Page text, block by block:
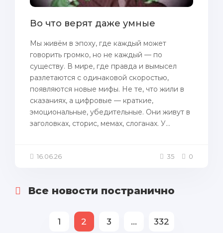
Во что верят даже умные
Мы живём в эпоху, где каждый может
говорить громко, но не каждый — по
существу. В мире, где правда и вымысел
разлетаются с одинаковой скоростью,
появляются новые мифы. Не те, что жили в
сказаниях, а цифровые — краткие,
эмоциональные, убедительные. Они живут в
заголовках, сторис, мемах, слоганах. У...
16.06.26 35 0
Все новости постранично
1 2 3 ... 332